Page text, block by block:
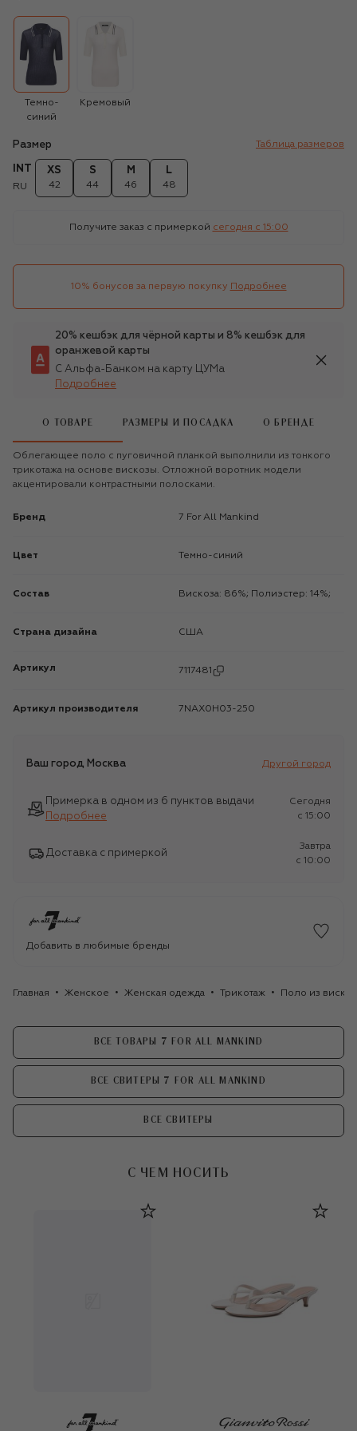
Темно-
синий
Кремовый
Размер Таблица размеров
INT
RU
XS
42
S
44
M
46
L
48
Получите заказ с примеркой сегодня c 15:00
10% бонусов за первую покупку Подробнее
20% кешбэк для чёрной карты и 8% кешбэк для
оранжевой карты
С Альфа-Банком на карту ЦУМа
Подробнее
О ТОВАРЕ РАЗМЕРЫ И ПОСАДКА О БРЕНДЕ
Облегающее поло с пуговичной планкой выполнили из тонкого
трикотажа на основе вискозы. Отложной воротник модели
акцентировали контрастными полосками.
Бренд 7 For All Mankind
Цвет Темно-синий
Состав Вискоза: 86%; Полиэстер: 14%;
Страна дизайна США
Артикул 7117481
Артикул производителя 7NAX0H03-250
Ваш город Москва Другой город
Примерка в одном из 6 пунктов выдачи
Подробнее
Сегодня
c 15:00
Доставка с примеркой
Завтра
c 10:00
Добавить в любимые бренды
Главная Женское Женская одежда Трикотаж Поло из
ВСЕ ТОВАРЫ 7 FOR ALL MANKIND
ВСЕ СВИТЕРЫ 7 FOR ALL MANKIND
ВСЕ СВИТЕРЫ
С ЧЕМ НОСИТЬ